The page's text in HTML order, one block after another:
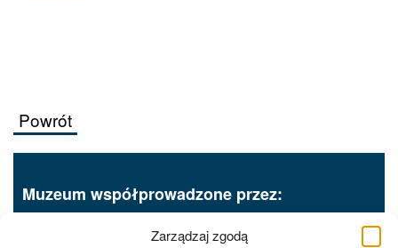
Zarządzaj zgodą
Powrót
Muzeum współprowadzone przez: